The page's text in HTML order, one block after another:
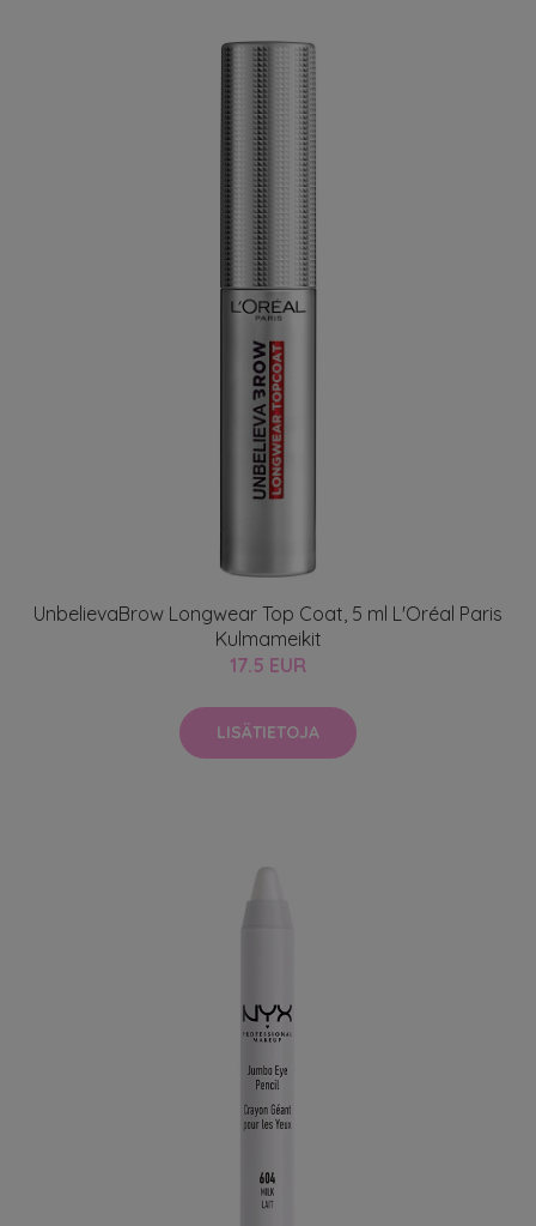
UnbelievaBrow Longwear Top Coat, 5 ml L'Oréal Paris
Kulmameikit
17.5 EUR
LISÄTIETOJA